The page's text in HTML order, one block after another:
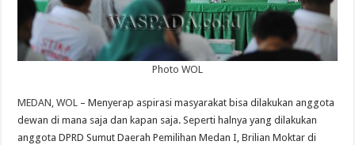
Photo WOL
MEDAN, WOL – Menyerap aspirasi masyarakat bisa dilakukan anggota
dewan di mana saja dan kapan saja. Seperti halnya yang dilakukan
anggota DPRD Sumut Daerah Pemilihan Medan I, Brilian Moktar di